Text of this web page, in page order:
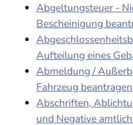
Abgeltungsteuer -
Bescheinigung
Aufteilung eines
Abmeldung /
Fahrzeug beantragen
Abschriften,
und Negative